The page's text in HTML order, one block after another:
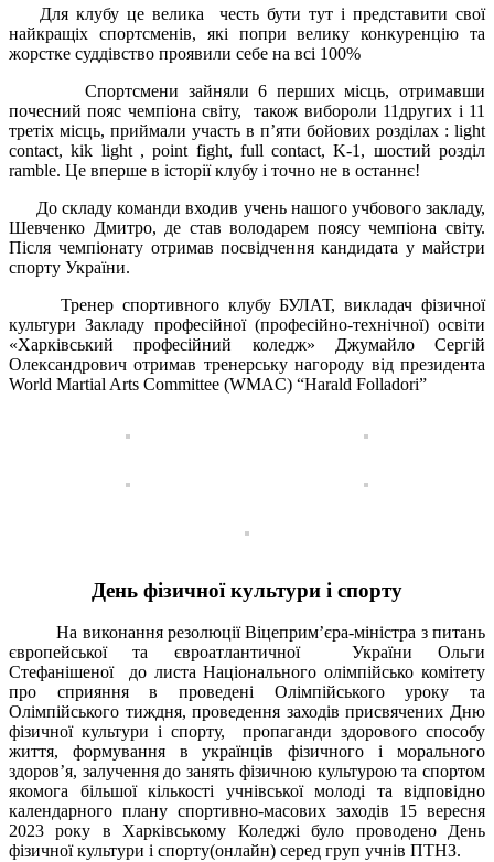
Для клубу це велика честь бути тут і представити свої
найкращіх спортсменів, які попри велику конкуренцію та
жорстке суддівство проявили себе на всі 100%
Спортсмени зайняли 6 перших місць, отримавши
почесний пояс чемпіона світу, також вибороли 11других і 11
третіх місць, приймали участь в п’яти бойових розділах : light
contact, kik light , point fight, full contact, K-1, шостий розділ
ramble. Це вперше в історії клубу і точно не в останнє!
До складу команди входив учень нашого учбового закладу,
Шевченко Дмитро, де став володарем поясу чемпіона світу.
Після чемпіонату отримав посвідчення кандидата у майстри
спорту України.
Тренер спортивного клубу БУЛАТ, викладач фізичної
культури Закладу професійної (професійно-технічної) освіти
«Харківський професійний коледж» Джумайло Сергій
Олександрович отримав тренерську нагороду від президента
World Martial Arts Committee (WMAC) “Harald Folladori”
День фізичної культури і спорту
На виконання резолюції Віцеприм’єра-міністра з питань
європейської та євроатлантичної України Ольги
Стефанішеної до листа Національного олімпійсько комітету
про сприяння в проведені Олімпійського уроку та
Олімпійського тиждня, проведення заходів присвячених Дню
фізичної культури і спорту, пропаганди здорового способу
життя, формування в українців фізичного і морального
здоров’я, залучення до занять фізичною культурою та спортом
якомога більшої кількості учнівської молоді та відповідно
календарного плану спортивно-масових заходів 15 вересня
2023 року в Харківському Коледжі було проводено День
фізичної культури і спорту(онлайн) серед груп учнів ПТНЗ.